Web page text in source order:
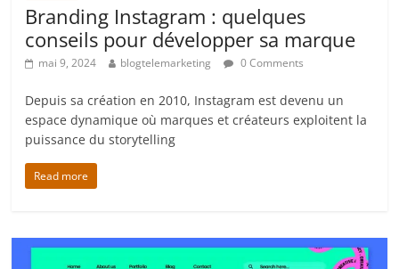
Branding Instagram : quelques
conseils pour développer sa marque
mai 9, 2024 blogtelemarketing 0 Comments
Depuis sa création en 2010, Instagram est devenu un
espace dynamique où marques et créateurs exploitent la
puissance du storytelling
Read more